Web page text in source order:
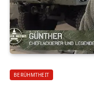
BERÜHMTHEIT